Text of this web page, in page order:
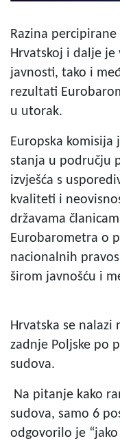
Razina
Hrvatskoj i dalje
javnosti, tako i
rezultati
u utorak.
Europska
stanja u području
izvješća s
kvaliteti i
državama
Eurobarometra o
nacionalnih
širom javnošću i
Hrvatska se
zadnje Poljske po
sudova.
Na pitanje kako
sudova, samo 6
odgovorilo je